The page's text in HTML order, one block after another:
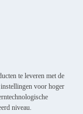
te leveren met de
voor hoger
niveau.